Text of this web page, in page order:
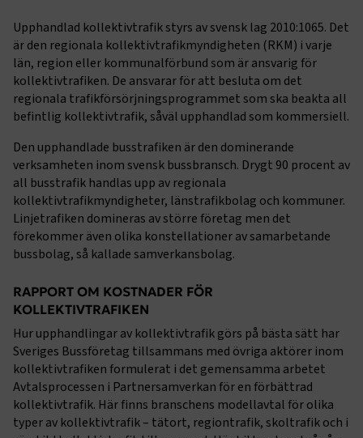
Upphandlad kollektivtrafik styrs av svensk lag 2010:1065. Det
är den regionala kollektivtrafikmyndigheten (RKM) i varje
län, region eller kommunalförbund som är ansvarig för
kollektivtrafiken. De ansvarar för att besluta om det
regionala trafikförsörjningsprogrammet som ska beakta all
befintlig kollektivtrafik, såväl upphandlad som kommersiell.
Den upphandlade busstrafiken är den dominerande
verksamheten inom svensk bussbransch. Drygt 90 procent av
all busstrafik handlas upp av regionala
kollektivtrafikmyndigheter, länstrafikbolag och kommuner.
Linjetrafiken domineras av större företag men det
förekommer även olika konstellationer av samarbetande
bussbolag, så kallade samverkansbolag.
RAPPORT OM KOSTNADER FÖR
KOLLEKTIVTRAFIKEN
Hur upphandlingar av kollektivtrafik görs på bästa sätt har
Sveriges Bussföretag tillsammans med övriga aktörer inom
kollektivtrafiken formulerat i det gemensamma arbetet
Avtalsprocessen i Partnersamverkan för en förbättrad
kollektivtrafik. Här finns branschens modellavtal för olika
typer av kollektivtrafik – tätort, regiontrafik, skoltrafik och i